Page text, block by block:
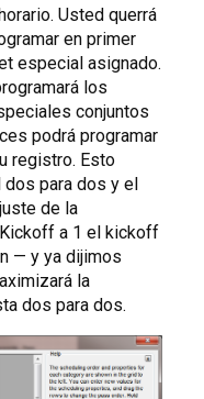
Usted querrá
en primer
especial asignado.
los
conjuntos
podrá programar
registro. Esto
para dos y el
de la
a 1 el kickoff
— y ya dijimos
la
dos para dos.